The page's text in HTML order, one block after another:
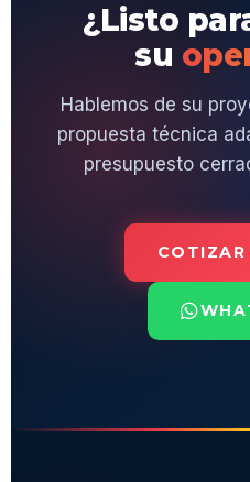
¿Listo
su
Hablemos de su
propuesta técnica
presupuesto
COTIZAR